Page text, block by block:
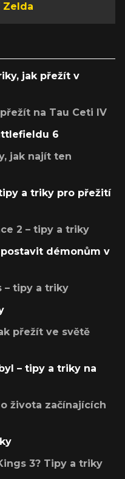
Zelda
jak přežít v
na Tau Ceti IV
6
jak najít ten
a triky pro přežití
2 – tipy a triky
postavit démonům v
– tipy a triky
přežít ve světě
– tipy a triky na
života začínajících
3? Tipy a triky